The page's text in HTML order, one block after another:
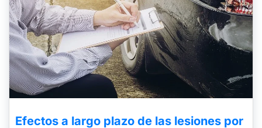
Efectos a largo plazo de las lesiones por